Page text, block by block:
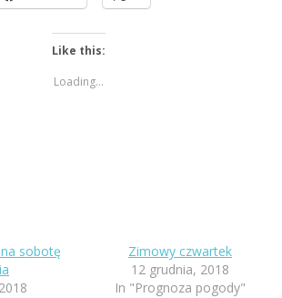
Like this:
Loading...
sobotę
Zimowy czwartek
12 grudnia, 2018
In "Prognoza pogody"